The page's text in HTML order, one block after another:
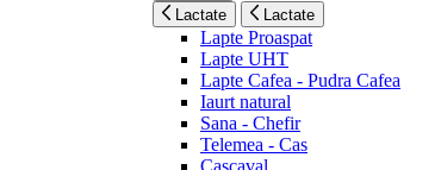
Lactate Lactate
Lapte Proaspat
Lapte UHT
Lapte Cafea - Pudra Cafea
Iaurt natural
Sana - Chefir
Telemea - Cas
Cascaval